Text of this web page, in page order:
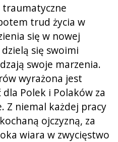
trud życia w
się w nowej
się swoimi
swoje marzenia.
wyrażona jest
Polek i Polaków za
Z niemal każdej pracy
ojczyzną, za
wiara w zwycięstwo